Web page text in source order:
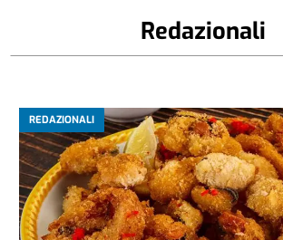
Redazionali
REDAZIONALI